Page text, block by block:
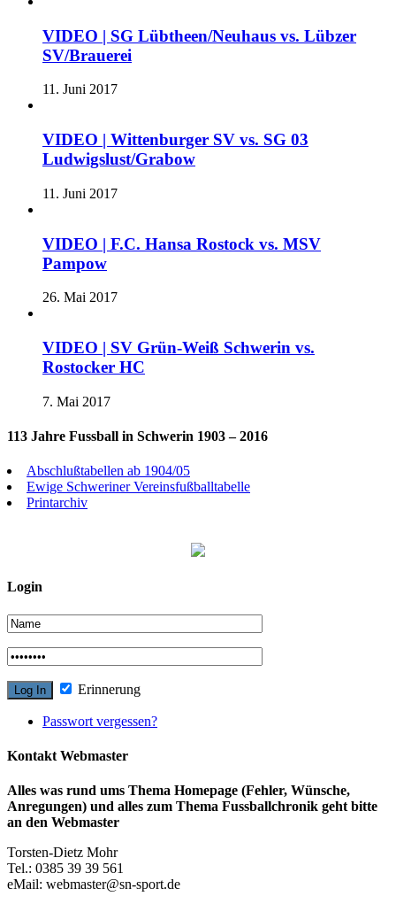
VIDEO | SG Lübtheen/Neuhaus vs. Lübzer
SV/Brauerei
11. Juni 2017
VIDEO | Wittenburger SV vs. SG 03
Ludwigslust/Grabow
11. Juni 2017
VIDEO | F.C. Hansa Rostock vs. MSV
Pampow
26. Mai 2017
VIDEO | SV Grün-Weiß Schwerin vs.
Rostocker HC
7. Mai 2017
113 Jahre Fussball in Schwerin 1903 – 2016
Abschlußtabellen ab 1904/05
Ewige Schweriner Vereinsfußballtabelle
Printarchiv
Login
Erinnerung
Passwort vergessen?
Kontakt Webmaster
Alles was rund ums Thema Homepage (Fehler, Wünsche,
Anregungen) und alles zum Thema Fussballchronik geht bitte
an den Webmaster
Torsten-Dietz Mohr
Tel.: 0385 39 39 561
eMail: webmaster@sn-sport.de